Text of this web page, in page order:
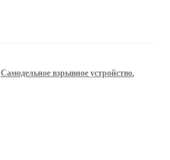
Самодельное взрывное устройство,